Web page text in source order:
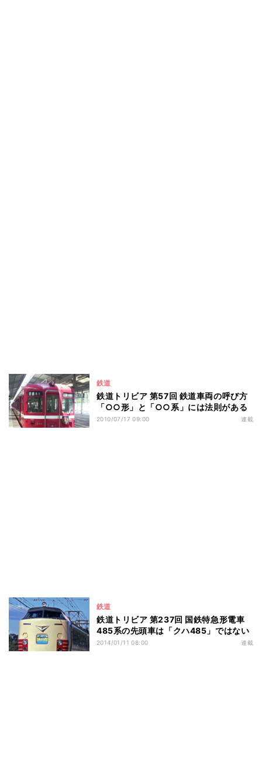
鉄道
鉄道トリビア 第57回 鉄道車両の呼び方
「○○形」と「○○系」には法則がある
2010/07/17 09:00 連載
鉄道
鉄道トリビア 第237回 国鉄特急形電車
485系の先頭車は「クハ485」ではない
2014/01/11 08:00 連載